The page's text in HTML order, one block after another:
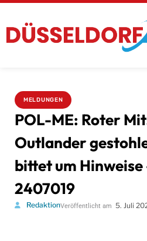
MELDUNGEN
POL-ME: Roter
Outlander
bittet um Hinweise
2407019
RedaktionVeröffentlicht am 5. Juli